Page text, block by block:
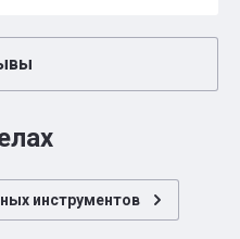
инструментов